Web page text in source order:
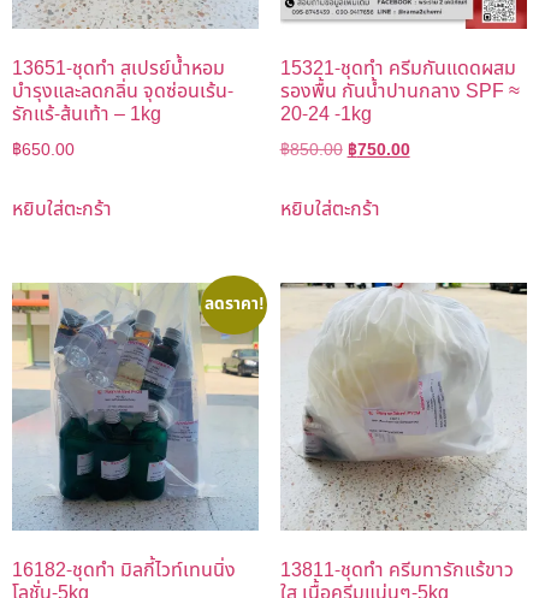
13651-ชุดทำ สเปรย์น้ำหอม
บำรุงและลดกลิ่น จุดซ่อนเร้น-
รักแร้-ส้นเท้า – 1kg
฿650.00
หยิบใส่ตะกร้า
15321-ชุดทำ ครีมกันแดดผสม
รองพื้น กันน้ำปานกลาง SPF ≈
20-24 -1kg
฿850.00 ฿750.00
หยิบใส่ตะกร้า
ลดราคา!
16182-ชุดทำ มิลกี้ไวท์เทนนิ่ง 13811-ชุดทำ ครีมทารักแร้ขาว